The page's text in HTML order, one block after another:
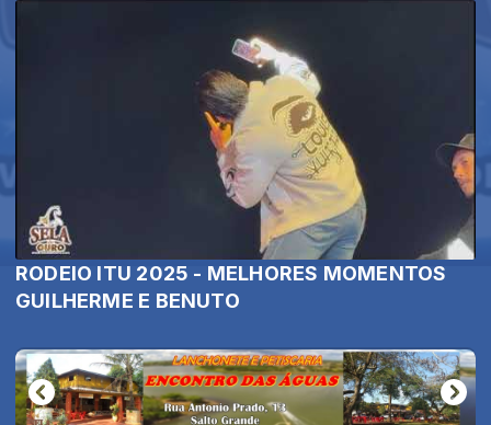
RODEIO ITU 2025 - MELHORES MOMENTOS
GUILHERME E BENUTO